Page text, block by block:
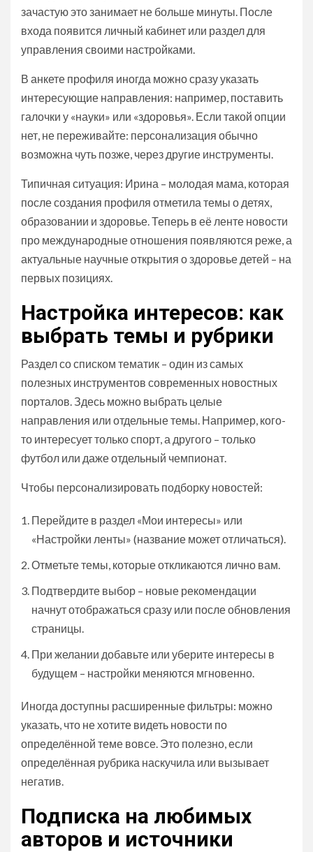
зачастую это занимает не больше минуты. После
входа появится личный кабинет или раздел для
управления своими настройками.
В анкете профиля иногда можно сразу указать
интересующие направления: например, поставить
галочки у «науки» или «здоровья». Если такой опции
нет, не переживайте: персонализация обычно
возможна чуть позже, через другие инструменты.
Типичная ситуация: Ирина – молодая мама, которая
после создания профиля отметила темы о детях,
образовании и здоровье. Теперь в её ленте новости
про международные отношения появляются реже, а
актуальные научные открытия о здоровье детей – на
первых позициях.
Настройка интересов: как
выбрать темы и рубрики
Раздел со списком тематик – один из самых
полезных инструментов современных новостных
порталов. Здесь можно выбрать целые
направления или отдельные темы. Например, кого-
то интересует только спорт, а другого – только
футбол или даже отдельный чемпионат.
Чтобы персонализировать подборку новостей:
Перейдите в раздел «Мои интересы» или
«Настройки ленты» (название может отличаться).
Отметьте темы, которые откликаются лично вам.
Подтвердите выбор – новые рекомендации
начнут отображаться сразу или после обновления
страницы.
При желании добавьте или уберите интересы в
будущем – настройки меняются мгновенно.
Иногда доступны расширенные фильтры: можно
указать, что не хотите видеть новости по
определённой теме вовсе. Это полезно, если
определённая рубрика наскучила или вызывает
негатив.
Подписка на любимых
авторов и источники